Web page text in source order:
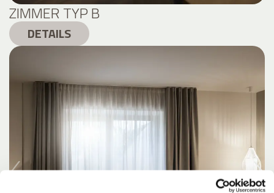
ZIMMER TYP B
DETAILS